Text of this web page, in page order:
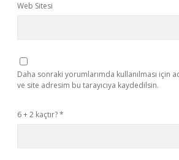
Web Sitesi
Daha sonraki yorumlarımda kullanılması için
ve site adresim bu tarayıcıya kaydedilsin.
6 + 2 kaçtır?*